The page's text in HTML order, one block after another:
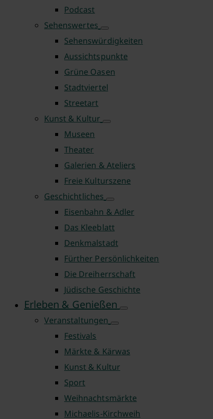
Podcast
Sehenswertes
Sehenswürdigkeiten
Aussichtspunkte
Grüne Oasen
Stadtviertel
Streetart
Kunst & Kultur
Museen
Theater
Galerien & Ateliers
Freie Kulturszene
Geschichtliches
Eisenbahn & Adler
Das Kleeblatt
Denkmalstadt
Fürther Persönlichkeiten
Die Dreiherrschaft
Jüdische Geschichte
Erleben & Genießen
Veranstaltungen
Festivals
Märkte & Kärwas
Kunst & Kultur
Sport
Weihnachtsmärkte
Michaelis-Kirchweih